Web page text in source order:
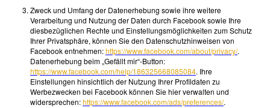
Zweck und Umfang der Datenerhebung sowie ihre weitere
Verarbeitung und Nutzung der Daten durch Facebook sowie Ihre
diesbezüglichen Rechte und Einstellungsmöglichkeiten zum Schutz
Ihrer Privatsphäre, können Sie den Datenschutzhinweisen von
Facebook entnehmen:https://www.facebook.com/about/privacy/.
Datenerhebung beim „Gefällt mir“-Button:
https://www.facebook.com/help/186325668085084. Ihre
Einstellungen hinsichtlich der Nutzung Ihrer Profildaten zu
Werbezwecken bei Facebook können Sie hier verwalten und
widersprechen:https://www.facebook.com/ads/preferences/.